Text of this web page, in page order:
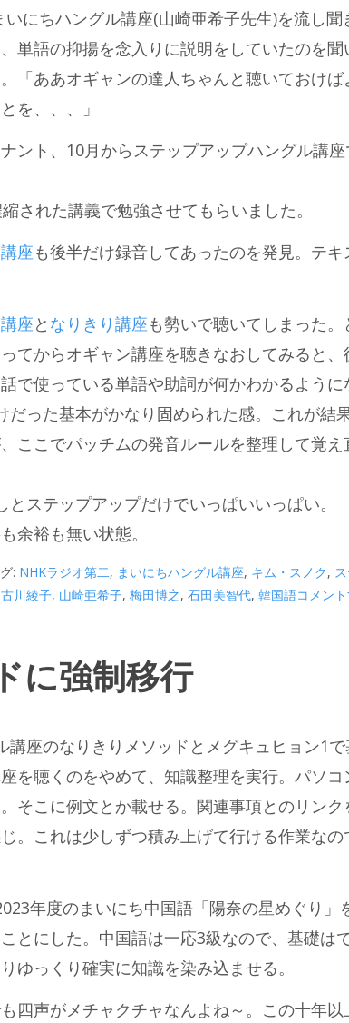
にちハングル講座(山崎亜希子先生)を流し聞
単語の抑揚を念入りに説明をしていたのを
「ああオギャンの達人ちゃんと聴いておけ
を、、、」
ント、10月からステップアップハングル講
された講義で勉強させてもらいました。
座も後半だけ録音してあったのを発見。テ
座と なりきり講座も勢いで聴いてしまった
てからオギャン講座を聴きなおしてみると、
で使っている単語や助詞が何かわかるように
だった基本がかなり固められた感。これが結
ここでパッチムの発音ルールを整理して覚
ステップアップだけでいっぱいいっぱい。
余裕も無い状態。
: NHKラジオ第二, まいにちハングル講座, キム・スノク,
古川綾子, 山崎亜希子, 梅田博之, 石田美智代, 韓国語コメン
に強制移行
講座のなりきりメソッドとメグキュヒョン1
を聴くのをやめて、知識整理を実行。パソ
そこに例文とか載せる。関連事項とのリン
。これは少しずつ積み上げて行ける作業な
年度のまいにち中国語「陽奈の星めぐり
とにした。中国語は一応3級なので、基礎は
ゆっくり確実に知識を染み込ませる。
四声がメチャクチャなんよね～。この十年